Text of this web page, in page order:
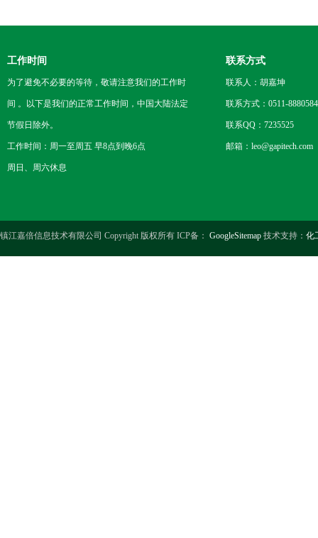
工作时间
为了避免不必要的等待，敬请注意我们的工作时
间 。以下是我们的正常工作时间，中国大陆法定
节假日除外。
工作时间：周一至周五 早8点到晚6点
周日、周六休息
联系方式
联系人：胡嘉坤
联系方式：0511-
联系QQ：7235525
邮箱：leo@gapitech.com
镇江嘉倍信息技术有限公司 Copyright 版权所有 ICP备： GoogleSitemap 技术支持： 化